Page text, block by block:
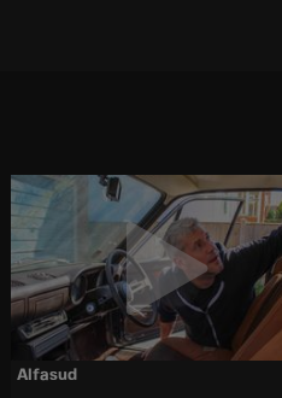
Alfasud